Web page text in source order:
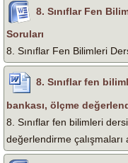
8. Sınıflar Fen
Soruları
8. Sınıflar Fen Bilimleri
8. Sınıflar fen
bankası, ölçme
8. Sınıflar fen bilimleri
değerlendirme çalışmaları